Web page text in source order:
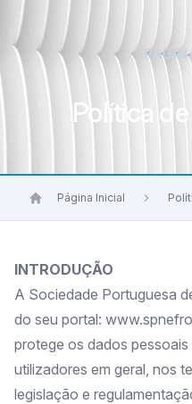
Política
Página Inicial
INTRODUÇÃO
A Sociedade Portuguesa
do seu portal:
protege os dados
utilizadores em geral, nos
legislação e